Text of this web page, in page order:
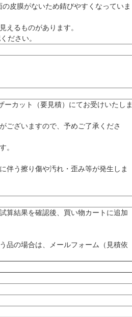
皮膜がないため錆びやすくなっていま
えるものがあります。
ださい。
カット（要見積）にてお受けいたしま
ございますので、予めご了承くださ
。
伴う擦り傷や汚れ・歪み等が発生しま
算結果を確認後、買い物カートに追加
品の場合は、メールフォーム（見積依